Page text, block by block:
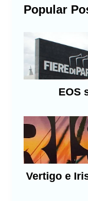
Popular
EOS
Vertigo e